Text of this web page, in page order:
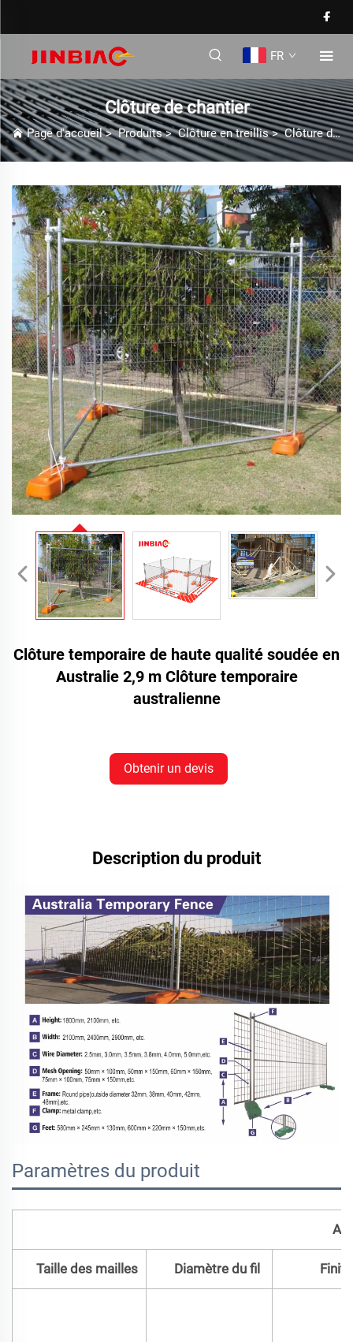
FR
Clôture de chantier
Page d'accueil>Produits>Clôture en treillis>Clôture de chantier
Clôture temporaire de haute qualité soudée en
Australie 2,9 m Clôture temporaire
australienne
Obtenir un devis
Description du produit
Paramètres du produit
Taille des mailles Diamètre du fil